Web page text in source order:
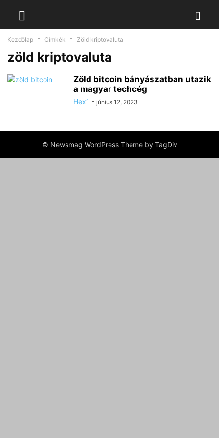
Kezdőlap Címkék Zöld kriptovaluta
zöld kriptovaluta
Zöld bitcoin bányászatban utazik
a magyar techcég
Hex1 - június 12, 2023
© Newsmag WordPress Theme by TagDiv